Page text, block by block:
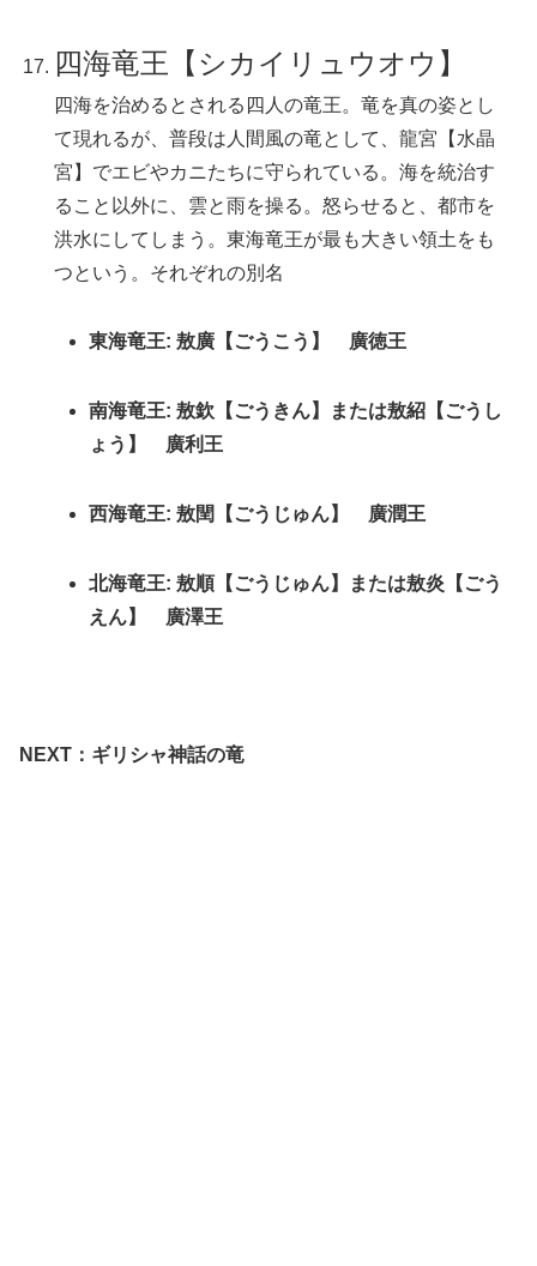
四海竜王【シカイリュウオウ】
四海を治めるとされる四人の竜王。竜を真の姿とし
て現れるが、普段は人間風の竜として、龍宮【水晶
宮】でエビやカニたちに守られている。海を統治す
ること以外に、雲と雨を操る。怒らせると、都市を
洪水にしてしまう。東海竜王が最も大きい領土をも
つという。それぞれの別名
東海竜王: 敖廣【ごうこう】 廣徳王
南海竜王: 敖欽【ごうきん】または敖紹【ごうし
ょう】 廣利王
西海竜王: 敖閏【ごうじゅん】 廣潤王
北海竜王: 敖順【ごうじゅん】または敖炎【ごう
えん】 廣澤王
NEXT：ギリシャ神話の竜